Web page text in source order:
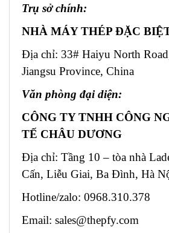
Trụ sở chính:
NHÀ MÁY THÉP ĐẶC
Địa chỉ: 33# Haiyu North
Jiangsu Province, China
Văn phòng đại diện:
CÔNG TY TNHH CÔNG
TẾ CHÂU DƯƠNG
Địa chỉ: Tầng 10 – tòa nhà
Cấn, Liễu Giai, Ba Đình, Hà
Hotline/zalo: 0968.310.378
Email: sales@thepfy.com